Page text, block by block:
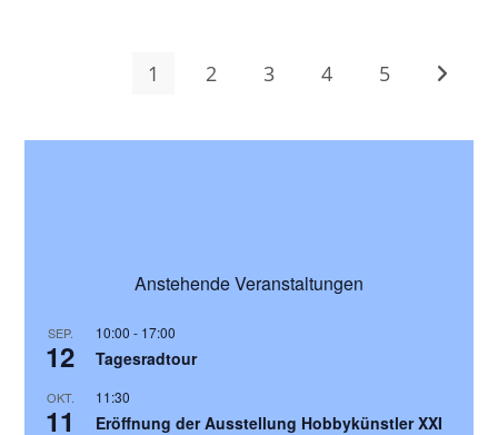
1 2 3 4 5
Anstehende Veranstaltungen
SEP.
12
10:00 - 17:00
Tagesradtour
OKT.
11
11:30
Eröffnung der Ausstellung Hobbykünstler XXI